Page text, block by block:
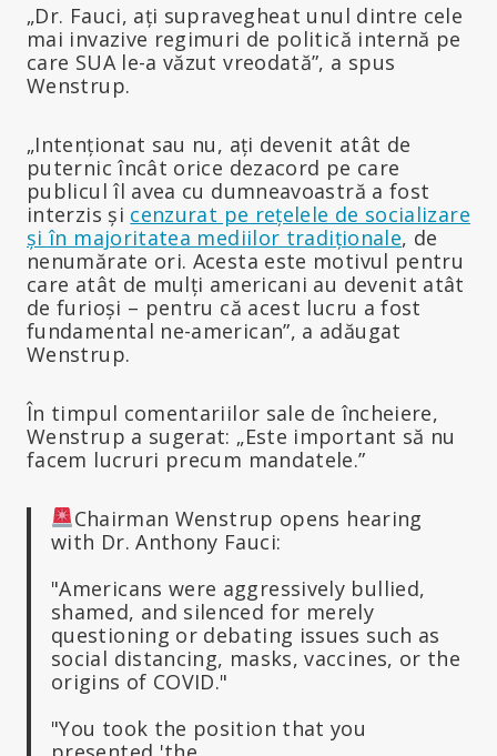
„Dr. Fauci, ați supravegheat unul dintre cele
mai invazive regimuri de politică internă pe
care SUA le-a văzut vreodată”, a spus
Wenstrup.
„Intenționat sau nu, ați devenit atât de
puternic încât orice dezacord pe care
publicul îl avea cu dumneavoastră a fost
interzis și cenzurat pe rețelele de socializare
și în majoritatea mediilor tradiționale, de
nenumărate ori. Acesta este motivul pentru
care atât de mulți americani au devenit atât
de furioși – pentru că acest lucru a fost
fundamental ne-american”, a adăugat
Wenstrup.
În timpul comentariilor sale de încheiere,
Wenstrup a sugerat: „Este important să nu
facem lucruri precum mandatele.”
Chairman Wenstrup opens hearing
with Dr. Anthony Fauci:
"Americans were aggressively bullied,
shamed, and silenced for merely
questioning or debating issues such as
social distancing, masks, vaccines, or the
origins of COVID."
"You took the position that you